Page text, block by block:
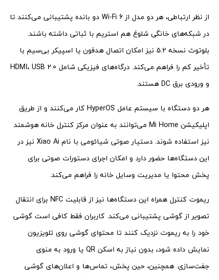
از نظر ارتباطی، هر دو مدل از Wi-Fi 6 دو بانده پشتیبانی می‌کنند تا
در شبکه‌های خانگی شلوغ هم استریم با ثباتی داشته باشند.
بلوتوث نسخه 5.2 نیز امکان اتصال هدفون یا اسپیکر بی‌سیم با
تأخیر کم را فراهم می‌کند. درگاه‌های فیزیکی شامل HDMI، USB 2.0
و ورودی برق DC هستند.
هر دو دستگاه با سیستم عامل HyperOS کار می‌کنند و از طریق
اپلیکیشن Mi Home می‌توانند به عنوان مرکز کنترل خانه هوشمند
نیز استفاده شوند. دستیار صوتی شیائومی با نام Xiao Ai نیز در
این دستگاه‌ها حضور دارد و امکان اجرای دستورات صوتی برای
پخش محتوا یا مدیریت وسایل خانه را فراهم می‌کند.
ریموت کنترل همراه این دستگاه‌ها نیز از قابلیت NFC برای انتقال
تصویر از گوشی پشتیبانی می‌کند. کاربران فقط کافی است گوشی
خود را به ریموت نزدیک کنند تا محتوای گوشی روی تلویزیون
نمایش داده شود، بدون نیاز به اسکن QR یا ورود به منوی
جفت‌سازی. همچنین، حین پخش، تماس‌ها و اعلان‌های گوشی